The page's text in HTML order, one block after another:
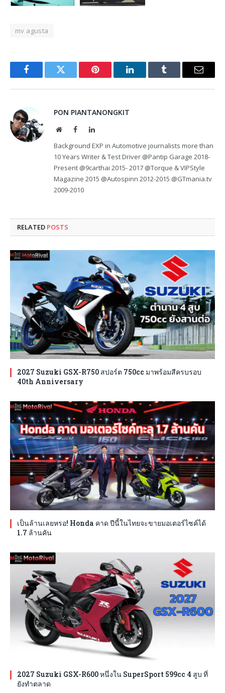
mv agusta
FacebookTwitter Pinterest LinkedInTumblr Email
PON PIANTANONGKIT
WebsiteFacebookLinkedIn
Background EXP in Automotive journalists more than
10 Years Writer & Test Driver @Pantip Garage 2018-
Present @9carthai 2015- 2017 @Torque & VIPStyle
Magazine 2015 @Autospinn 2012-2015 @GTmania.tv
2009-2010
RELATED POSTS
2027 Suzuki GSX-R750 สปอร์ต 750cc มาพร้อมสีครบรอบ
40th Anniversary
เป็นล้านเลยหรอ! Honda คาด ปีนี้ในไทยจะขายมอเตอร์ไซค์ได้
1.7 ล้านคัน
2027 Suzuki GSX-R600 หนึ่งใน SuperSport 599cc 4 สูบ ที่
ยังทำตลาด